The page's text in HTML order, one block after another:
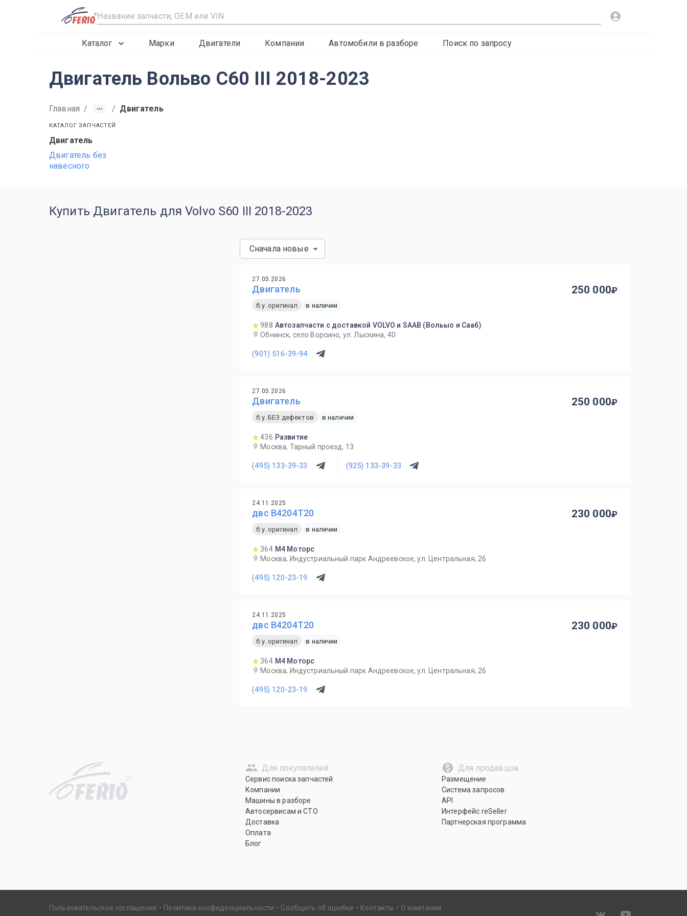
R
Каталог Марки Двигатели Компании Автомобили в разборе Поиск по запросу
Двигатель Вольво С60 III 2018-2023
Главная / / Двигатель
КАТАЛОГ ЗАПЧАСТЕЙ
Двигатель
Двигатель без
навесного
Купить Двигатель для Volvo S60 III 2018-2023
Сначала новые
27.05.2026
Двигатель
б.у. оригинал в наличии
988 Автозапчасти с доставкой VOLVO и SAAB (Вольыо и Сааб)
Обнинск, село Ворсино, ул. Лыскина, 40
(901) 516-39-94
250 000
27.05.2026
Двигатель
б.у. БЕЗ дефектов в наличии
436 Развитие
Москва, Тарный проезд, 13
(495) 133-39-33 (925) 133-39-33
250 000
24.11.2025
двс B4204T20
б.у. оригинал в наличии
364 М4 Моторс
Москва, Индустриальный парк Андреевское, ул. Центральная, 26
(495) 120-23-19
230 000
24.11.2025
двс B4204T20
б.у. оригинал в наличии
364 М4 Моторс
Москва, Индустриальный парк Андреевское, ул. Центральная, 26
(495) 120-23-19
230 000
R
Для покупателей
Сервис поиска запчастей
Компании
Машины в разборе
Автосервисам и СТО
Доставка
Оплата
Блог
Для продавцов
Размещение
Система запросов
API
Интерфейс reSeller
Партнерская программа
Пользовательское соглашение Политика конфиденциальности Сообщить об ошибке Контакты О компании